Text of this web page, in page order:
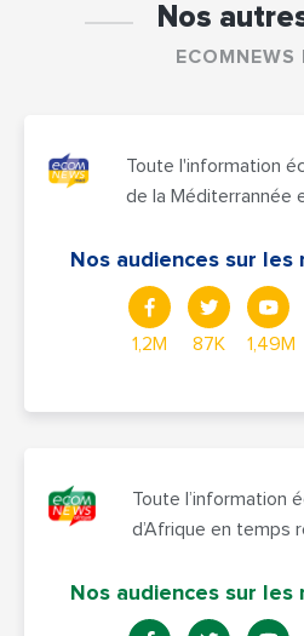
Nos
ECOMNEWS
Toute l'information
de la Méditerrannée
Nos audiences sur les
1,2M 87K 1,49M
Toute l’information
d’Afrique en temps
Nos audiences sur les